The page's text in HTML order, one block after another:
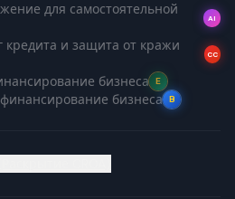
для самостоятельной
AI
и защита от кражи
CC
бизнеса E
бизнеса B